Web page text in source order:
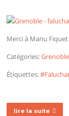
Merci à Manu
Catégories:Grenoble
Étiquettes:
lire la suite